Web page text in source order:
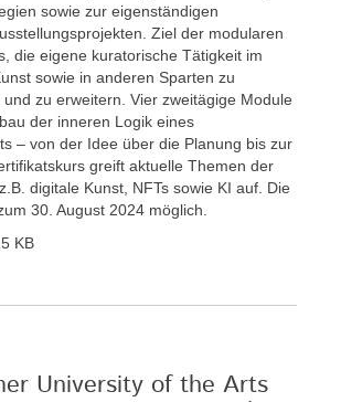
sowie zur eigenständigen
Ziel der modularen
die eigene kuratorische Tätigkeit im
sowie in anderen Sparten zu
zu erweitern. Vier zweitägige Module
der inneren Logik eines
– von der Idee über die Planung bis zur
greift aktuelle Themen der
digitale Kunst, NFTs sowie KI auf. Die
30. August 2024 möglich.
KB
University of the Arts